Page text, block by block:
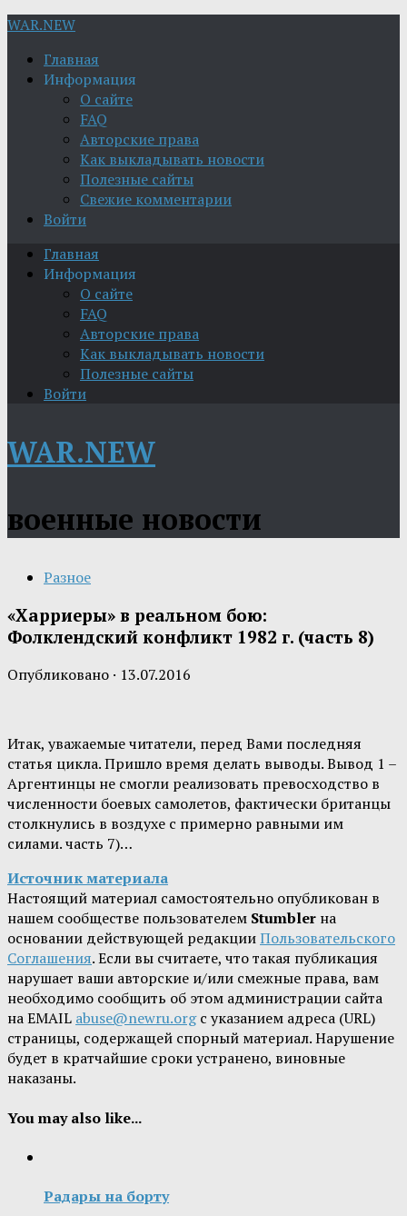
WAR.NEW
Главная
Информация
О сайте
FAQ
Авторские права
Как выкладывать новости
Полезные сайты
Свежие комментарии
Войти
Главная
Информация
О сайте
FAQ
Авторские права
Как выкладывать новости
Полезные сайты
Войти
WAR.NEW
военные новости
Разное
«Харриеры» в реальном бою:
Фолклендский конфликт 1982 г. (часть 8)
Опубликовано · 13.07.2016
Итак, уважаемые читатели, перед Вами последняя
статья цикла. Пришло время делать выводы. Вывод 1 –
Аргентинцы не смогли реализовать превосходство в
численности боевых самолетов, фактически британцы
столкнулись в воздухе с примерно равными им
силами. часть 7)…
Источник материала
Настоящий материал самостоятельно опубликован в
нашем сообществе пользователем Stumbler на
основании действующей редакцииПользовательского
Соглашения. Если вы считаете, что такая публикация
нарушает ваши авторские и/или смежные права, вам
необходимо сообщить об этом администрации сайта
на EMAIL abuse@newru.orgс указанием адреса (URL)
страницы, содержащей спорный материал. Нарушение
будет в кратчайшие сроки устранено, виновные
наказаны.
You may also like...
Радары на борту